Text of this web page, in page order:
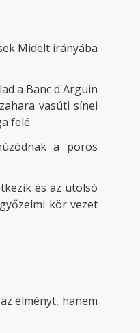
Midelt irányába
a Banc d'Arguin
vasúti sínei
felé.
a poros
és az utolsó
kör vezet
élményt, hanem